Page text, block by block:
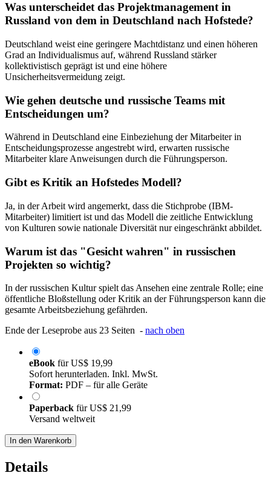
Was unterscheidet das Projektmanagement in
Russland von dem in Deutschland nach Hofstede?
Deutschland weist eine geringere Machtdistanz und einen höheren
Grad an Individualismus auf, während Russland stärker
kollektivistisch geprägt ist und eine höhere
Unsicherheitsvermeidung zeigt.
Wie gehen deutsche und russische Teams mit
Entscheidungen um?
Während in Deutschland eine Einbeziehung der Mitarbeiter in
Entscheidungsprozesse angestrebt wird, erwarten russische
Mitarbeiter klare Anweisungen durch die Führungsperson.
Gibt es Kritik an Hofstedes Modell?
Ja, in der Arbeit wird angemerkt, dass die Stichprobe (IBM-
Mitarbeiter) limitiert ist und das Modell die zeitliche Entwicklung
von Kulturen sowie nationale Diversität nur eingeschränkt abbildet.
Warum ist das "Gesicht wahren" in russischen
Projekten so wichtig?
In der russischen Kultur spielt das Ansehen eine zentrale Rolle; eine
öffentliche Bloßstellung oder Kritik an der Führungsperson kann die
gesamte Arbeitsbeziehung gefährden.
Ende der Leseprobe aus 23 Seiten - nach oben
eBook fürUS$ 19,99
Sofort herunterladen. Inkl. MwSt.
Format: PDF – für alle Geräte
Paperback fürUS$ 21,99
Versand weltweit
In den Warenkorb
Details